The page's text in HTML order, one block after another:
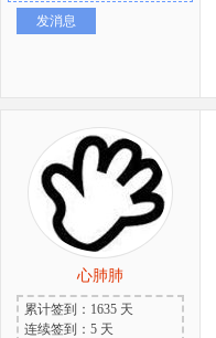
发消息
心肺肺
累计签到：1635 天
连续签到：5 天